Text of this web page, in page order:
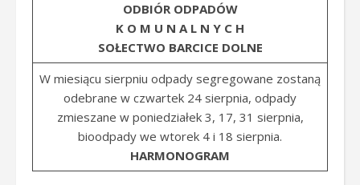
ODBIÓR ODPADÓW
K O M U N A L N Y C H
SOŁECTWO BARCICE DOLNE
W miesiącu sierpniu odpady segregowane zostaną
odebrane w czwartek 24 sierpnia, odpady
zmieszane w poniedziałek 3, 17, 31 sierpnia,
bioodpady we wtorek 4 i 18 sierpnia.
HARMONOGRAM